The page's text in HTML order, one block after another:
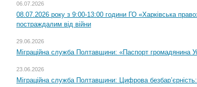
06.07.2026
08.07.2026 року з 9:00-13:00 години ГО «Харківська
постраждалим від війни
29.06.2026
Міграційна служба Полтавщини: «Паспорт громадянина
23.06.2026
Міграційна служба Полтавщини: Цифрова